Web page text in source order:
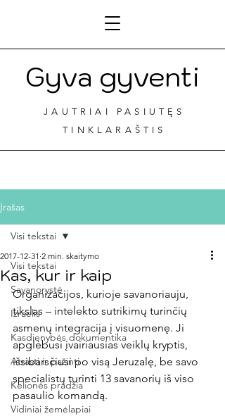
Gyva gyventi
JAUTRIAI PASIUTĘS
TINKLARAŠTIS
Įrašas
Visi tekstai
Savanorystė
Izraelis
Kasdienybės dokumentika
Atrasti ir pažinti
Kelionės pradžia
Vidiniai žemėlapiai
Visi tekstai
Kas, kur ir kaip
2017-12-31 2 min. skaitymo
Organizacijos, kurioje savanoriauju,
tikslas – intelekto sutrikimų turinčių
asmenų integracija į visuomenę. Ji
apglėbusi įvairiausias veiklų kryptis,
išsibarsčiusi po visą Jeruzalę, be savo
specialistų turinti 13 savanorių iš viso
pasaulio komandą.